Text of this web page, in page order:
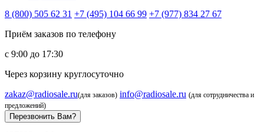
8 (800) 505 62 31 +7 (495) 104 66 99 +7 (977) 834 27 67
Приём заказов по телефону
с 9:00 до 17:30
Через корзину круглосуточно
zakaz@radiosale.ru(для заказов) info@radiosale.ru (для сотрудничества и
предложений)
Перезвонить Вам?